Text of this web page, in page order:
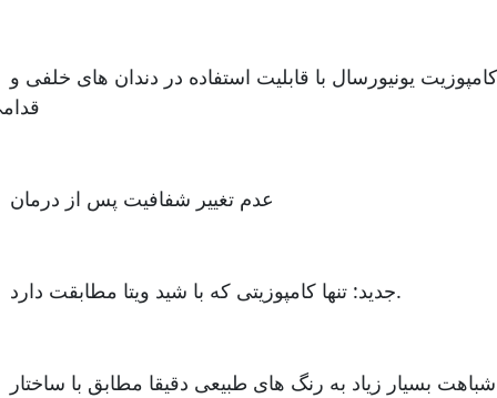
- عدم تغییر شفافیت پس از درمان
- جدید: تنها کامپوزیتی که با شید ویتا مطابقت دارد.